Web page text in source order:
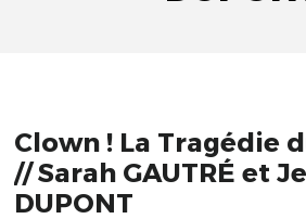
Clown ! La Tragédie
// Sarah GAUTRÉ et
DUPONT